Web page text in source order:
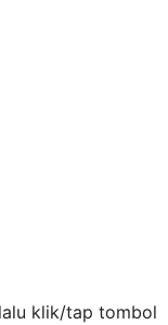
klik/tap tombol